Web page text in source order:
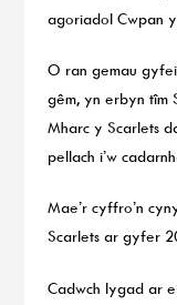
agoriadol Cwpan
O ran gemau
gêm, yn erbyn tîm
Mharc y Scarlets
pellach i’w
Mae’r cyffro’n
Scarlets ar gyfer
Cadwch lygad ar